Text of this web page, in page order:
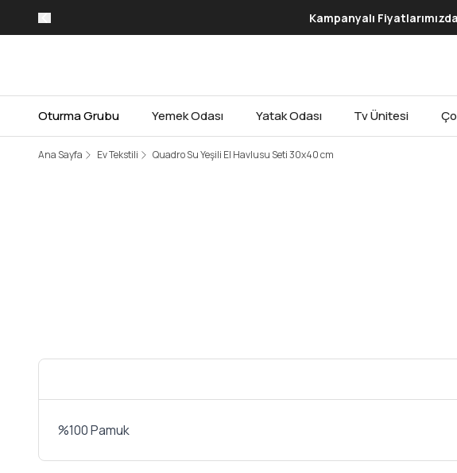
Kampanyalı
Oturma Grubu Yemek Odası Yatak Odası Tv Ünitesi
Ana Sayfa Ev Tekstili Quadro Su Yeşili El Havlusu Seti 30x40 cm
%100 Pamuk